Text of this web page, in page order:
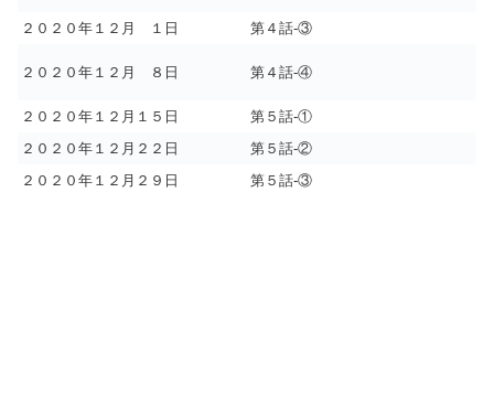
２０２０年１２月 １日 第４話-③
２０２０年１２月 ８日 第４話-④
２０２０年１２月１５日
第５話-①
２０２０年１２月２２日
第５話-②
２０２０年１２月２９日
第５話-③